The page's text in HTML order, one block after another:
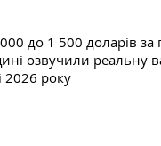
до 1 500 доларів за
озвучили реальну
2026 року